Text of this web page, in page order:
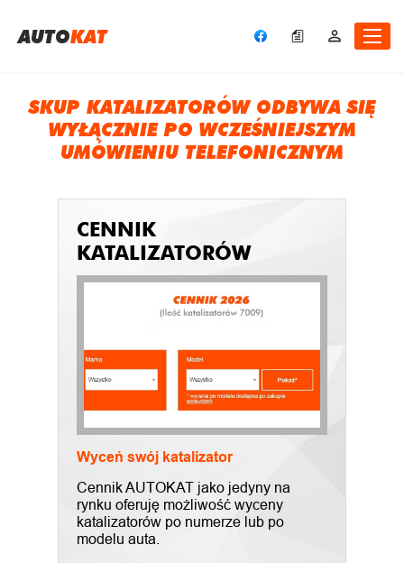
AUTOKAT
SKUP KATALIZATORÓW ODBYWA SIĘ
WYŁĄCZNIE PO WCZEŚNIEJSZYM
UMÓWIENIU TELEFONICZNYM
CENNIK
KATALIZATORÓW
Wyceń swój katalizator
Cennik AUTOKAT jako jedyny na
rynku oferuję możliwość wyceny
katalizatorów po numerze lub po
modelu auta.